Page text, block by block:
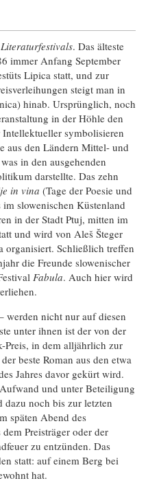
Literaturfestivals. Das älteste
immer Anfang September
Lipica statt, und zur
steigt man in
hinab. Ursprünglich, noch
in der Höhle den
symbolisieren
aus den Ländern Mittel- und
in den ausgehenden
darstellte. Das zehn
in vina (Tage der Poesie und
slowenischen Küstenland
in der Stadt Ptuj, mitten im
und wird von Aleš Šteger
organisiert. Schließlich treffen
die Freunde slowenischer
Fabula. Auch hier wird
werden nicht nur auf diesen
unter ihnen ist der von der
Preis, in dem alljährlich zur
beste Roman aus den etwa
Jahres davor gekürt wird.
und unter Beteiligung
dazu noch bis zur letzten
späten Abend des
Preisträger oder der
zu entzünden. Das
statt: auf einem Berg bei
hat.